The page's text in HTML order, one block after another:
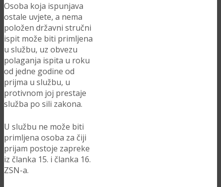
Osoba koja ispunjava
ostale uvjete, a nema
položen državni stručni
ispit može biti primljena
u službu, uz obvezu
polaganja ispita u roku
od jedne godine od
prijma u službu, u
protivnom joj prestaje
služba po sili zakona.
U službu ne može biti
primljena osoba za čiji
prijam postoje zapreke
iz članka 15. i članka 16.
ZSN-a.